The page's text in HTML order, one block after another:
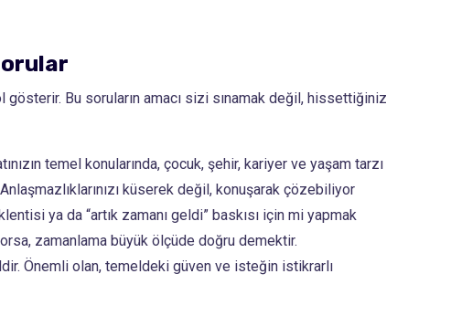
gösterir. Bu soruların amacı sizi sınamak değil, hissettiğiniz
temel konularında, çocuk, şehir, kariyer ve yaşam tarzı
küserek değil, konuşarak çözebiliyor
ya da “artık zamanı geldi” baskısı için mi yapmak
zamanlama büyük ölçüde doğru demektir.
Önemli olan, temeldeki güven ve isteğin istikrarlı